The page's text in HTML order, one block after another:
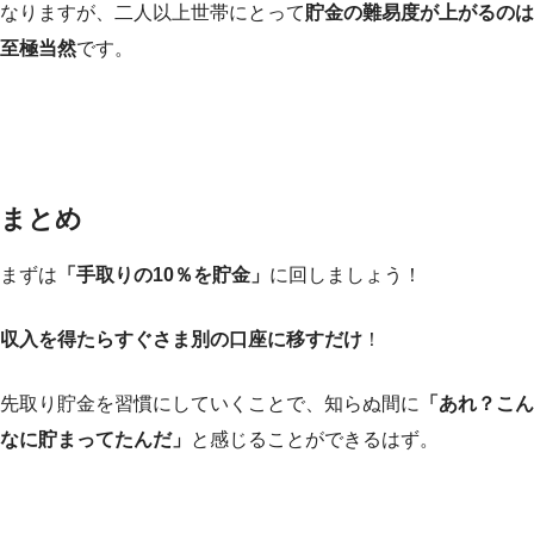
なりますが、二人以上世帯にとって貯金の難易度が上がるのは
至極当然です。
まとめ
まずは 「手取りの10％を貯金」 に回しましょう！
収入を得たらすぐさま別の口座に移すだけ ！
先取り貯金を習慣にしていくことで、知らぬ間に
「あれ？こん
なに貯まってたんだ」 と感じることができるはず。